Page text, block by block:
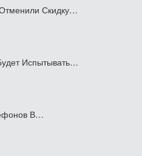
Скидку…
Испытывать…
В…